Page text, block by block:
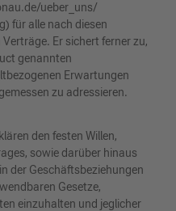
ueber_uns/
für alle nach diesen
Er sichert ferner zu,
genannten
Erwartungen
zu adressieren.
den festen Willen,
sowie darüber hinaus
der Geschäftsbeziehungen
Gesetze,
einzuhalten und jeglicher